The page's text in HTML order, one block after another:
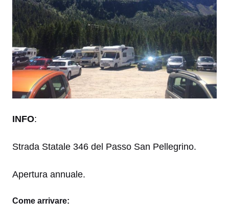
INFO:
Strada Statale 346 del Passo San Pellegrino.
Apertura annuale.
Come arrivare: